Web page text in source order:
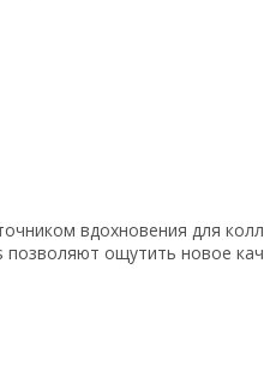
вдохновения для
ощутить новое